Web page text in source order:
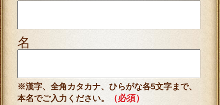
し、情報の蓄積を行ったり、他の目的で使用
することはありません。
利用規約に同意の上、必要情報をご入力くだ
さい。